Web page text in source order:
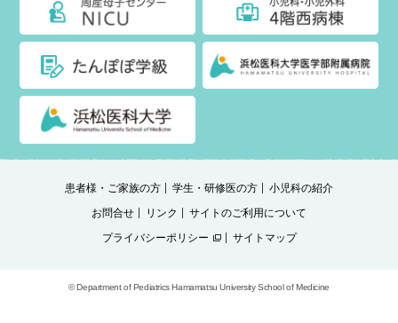
患者様・ご家族の方 学生・研修医の方
小児科の紹介
お問合せ
リンク
サイトのご利用について
プライバシーポリシー
サイトマップ
© Department of Pediatrics Hamamatsu University School of Medicine